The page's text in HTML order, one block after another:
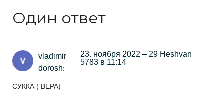
Один ответ
vladimir
dorosh:
23. ноября 2022 – 29 Heshvan
5783 в 11:14
СУККА ( ВЕРА)